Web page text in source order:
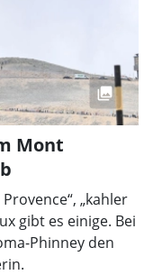
Mont
„kahler
gibt es einige. Bei
Phinney den